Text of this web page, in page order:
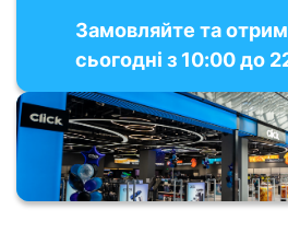
Замовляйте та
сьогодні з 10:00 до